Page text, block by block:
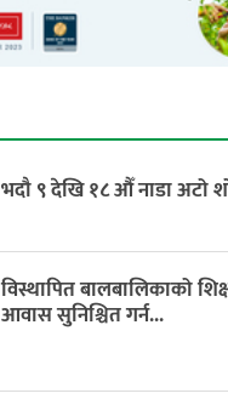
भदौ ९ देखि १८ औँ नाडा अटो
विस्थापित बालबालिकाको
आवास सुनिश्चित गर्न...